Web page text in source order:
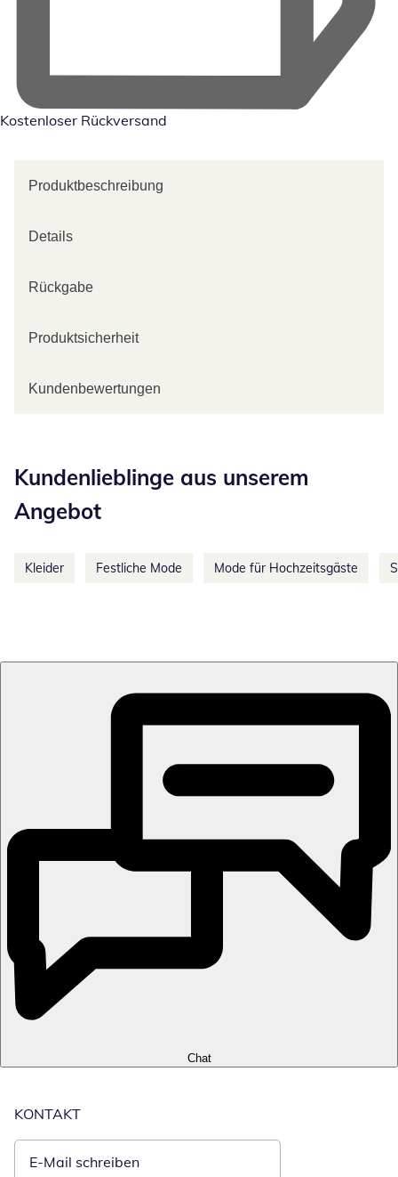
Kostenloser Rückversand
Produktbeschreibung
Details
Rückgabe
Produktsicherheit
Kundenbewertungen
Kundenlieblinge aus unserem
Angebot
Kleider Festliche Mode Mode für Hochzeitsgäste
Chat
KONTAKT
E-Mail schreiben
Öffnet E-Mail-Client